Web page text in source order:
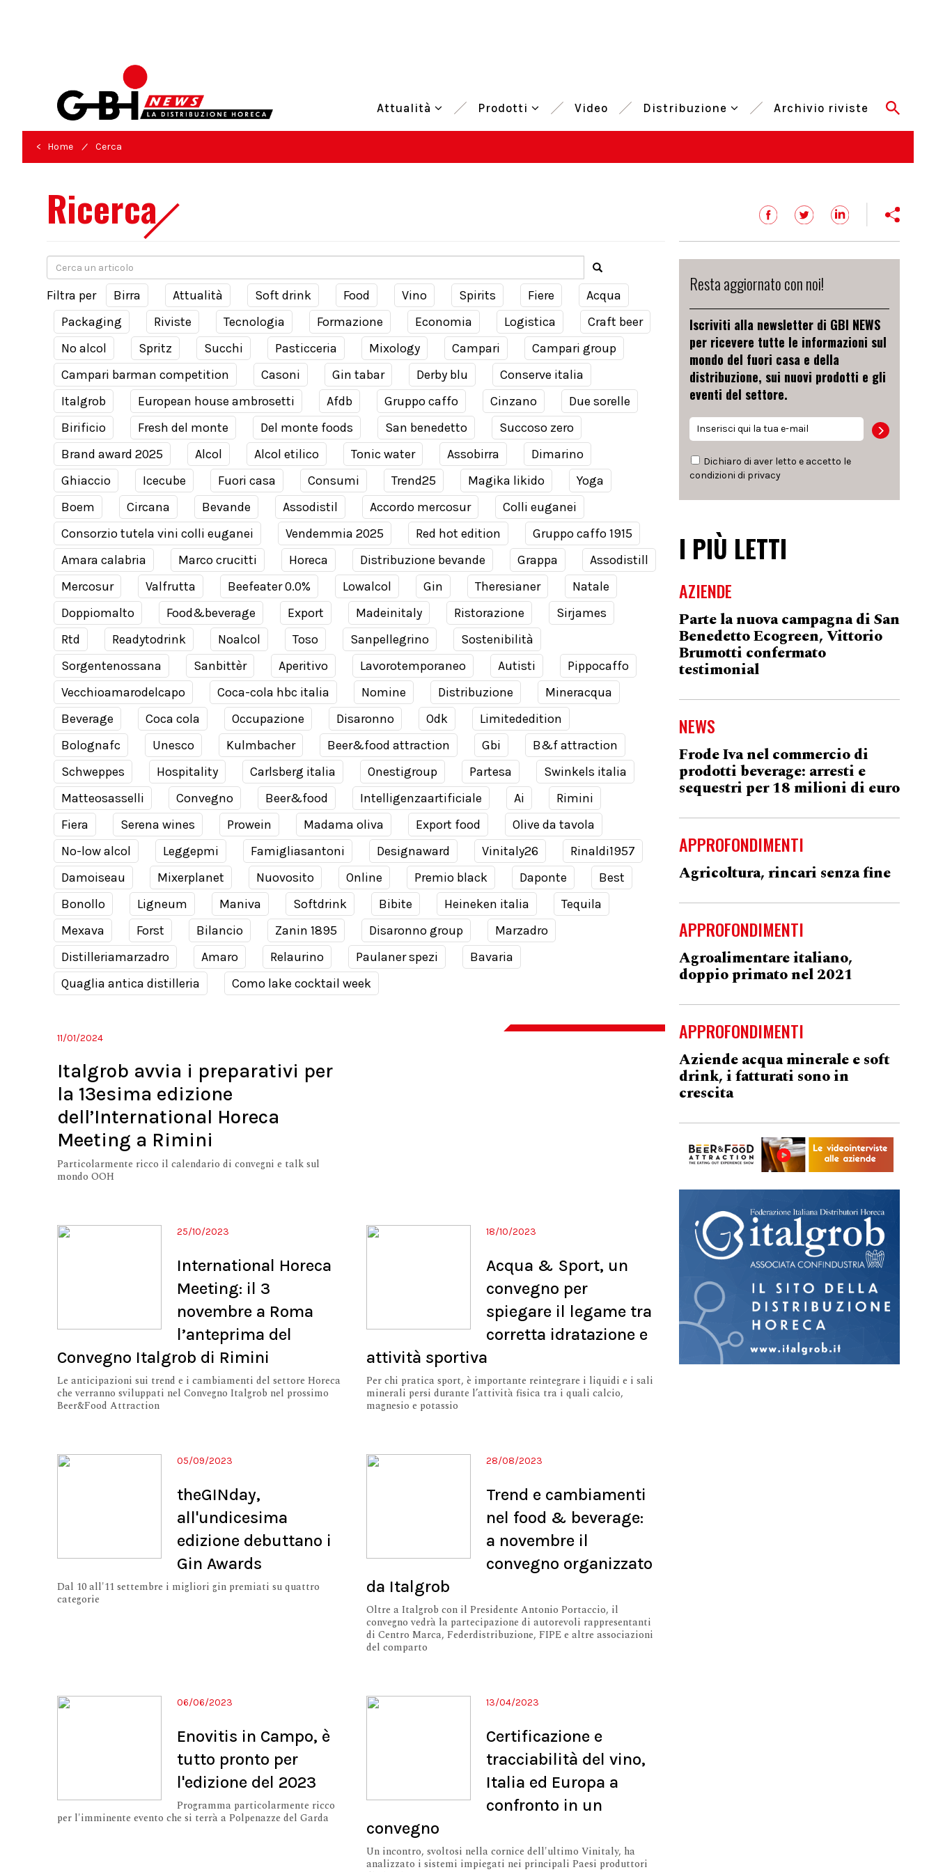
Attualità Prodotti Video Distribuzione Archivio riviste
< Home / Cerca
Ricerca
Filtra per Birra Attualità Soft drink Food Vino Spirits Fiere
Acqua
Packaging
Riviste Tecnologia Formazione Economia Logistica
Craft beer
No alcol
Spritz Succhi Pasticceria Mixology Campari
Campari group
Campari barman competition
Casoni Gin tabar Derby blu
Conserve italia
Italgrob
European house ambrosetti Afdb Gruppo caffo Cinzano
Due sorelle
Birificio
Fresh del monte Del monte foods San benedetto
Succoso zero
Brand award 2025
Alcol Alcol etilico Tonic water Assobirra
Dimarino
Ghiaccio
Icecube Fuori casa Consumi Trend25 Magika likido
Yoga
Boem
Circana Bevande Assodistil Accordo mercosur
Colli euganei
Consorzio tutela vini colli euganei
Vendemmia 2025 Red hot edition
Gruppo caffo 1915
Amara calabria
Marco crucitti Horeca Distribuzione bevande Grappa
Assodistill
Mercosur
Valfrutta Beefeater 0.0% Lowalcol Gin Theresianer
Natale
Doppiomalto
Food&beverage Export Madeinitaly Ristorazione
Sirjames
Rtd
Readytodrink Noalcol Toso Sanpellegrino
Sostenibilità
Sorgentenossana
Sanbittèr Aperitivo Lavorotemporaneo Autisti
Pippocaffo
Vecchioamarodelcapo
Coca-cola hbc italia Nomine Distribuzione
Mineracqua
Beverage
Coca cola Occupazione Disaronno Odk
Limitededition
Bolognafc
Unesco Kulmbacher Beer&food attraction Gbi
B&f attraction
Schweppes
Hospitality Carlsberg italia Onestigroup Partesa
Swinkels italia
Matteosasselli
Convegno Beer&food Intelligenzaartificiale Ai
Rimini
Fiera
Serena wines Prowein Madama oliva Export food
Olive da tavola
No-low alcol
Leggepmi Famigliasantoni Designaward Vinitaly26
Rinaldi1957
Damoiseau
Mixerplanet Nuovosito Online Premio black Daponte
Best
Bonollo
Ligneum Maniva Softdrink Bibite Heineken italia
Tequila
Mexava
Forst Bilancio Zanin 1895 Disaronno group
Marzadro
Distilleriamarzadro
Amaro Relaurino Paulaner spezi
Bavaria
Quaglia antica distilleria
Como lake cocktail week
11/01/2024
Italgrob avvia i preparativi per
la 13esima edizione
dell’International Horeca
Meeting a Rimini
Particolarmente ricco il calendario di convegni e talk sul
mondo OOH
25/10/2023
International Horeca
Meeting: il 3
novembre a Roma
l’anteprima del
Convegno Italgrob di Rimini
Le anticipazioni sui trend e i cambiamenti del settore Horeca
che verranno sviluppati nel Convegno Italgrob nel prossimo
Beer&Food Attraction
18/10/2023
Acqua & Sport, un
convegno per
spiegare il legame tra
corretta idratazione e
attività sportiva
Per chi pratica sport, è importante reintegrare i liquidi e i sali
minerali persi durante l’attività fisica tra i quali calcio,
magnesio e potassio
05/09/2023
theGINday,
all'undicesima
edizione debuttano i
Gin Awards
Dal 10 all'11 settembre i migliori gin premiati su quattro
categorie
28/08/2023
Trend e cambiamenti
nel food & beverage:
a novembre il
convegno organizzato
da Italgrob
Oltre a Italgrob con il Presidente Antonio Portaccio, il
convegno vedrà la partecipazione di autorevoli rappresentanti
di Centro Marca, Federdistribuzione, FIPE e altre associazioni
del comparto
06/06/2023
Enovitis in Campo, è
tutto pronto per
l'edizione del 2023
Programma particolarmente ricco
per l'imminente evento che si terrà a Polpenazze del Garda
13/04/2023
Certificazione e
tracciabilità del vino,
Italia ed Europa a
confronto in un
convegno
Un incontro, svoltosi nella cornice dell'ultimo Vinitaly, ha
analizzato i sistemi impiegati nei principali Paesi produttori
Resta aggiornato con noi!
Iscriviti alla newsletter di GBI NEWS
per ricevere tutte le informazioni sul
mondo del fuori casa e della
distribuzione, sui nuovi prodotti e gli
eventi del settore.
Dichiaro di aver letto e accetto le
condizioni di privacy
I PIÙ LETTI
AZIENDE
Parte la nuova campagna di San
Benedetto Ecogreen, Vittorio
Brumotti confermato
testimonial
NEWS
Frode Iva nel commercio di
prodotti beverage: arresti e
sequestri per 18 milioni di euro
APPROFONDIMENTI
Agricoltura, rincari senza fine
APPROFONDIMENTI
Agroalimentare italiano,
doppio primato nel 2021
APPROFONDIMENTI
Aziende acqua minerale e soft
drink, i fatturati sono in
crescita